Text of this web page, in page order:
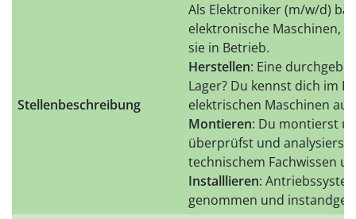
Stellenbeschreibung
Als Elektroniker (m/w/d)
elektronische Maschinen,
sie in Betrieb.
Herstellen: Eine
Lager? Du kennst dich im
elektrischen Maschinen
Montieren: Du montierst
überprüfst und analysierst
technischem Fachwissen
Installlieren:
genommen und